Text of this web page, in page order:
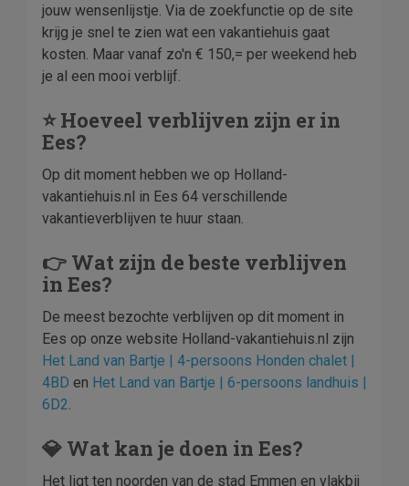
jouw wensenlijstje. Via de zoekfunctie op de site
krijg je snel te zien wat een vakantiehuis gaat
kosten. Maar vanaf zo'n € 150,= per weekend heb
je al een mooi verblijf.
⭐ Hoeveel verblijven zijn er in
Ees?
Op dit moment hebben we op Holland-
vakantiehuis.nl in Ees 64 verschillende
vakantieverblijven te huur staan.
👉 Wat zijn de beste verblijven
in Ees?
De meest bezochte verblijven op dit moment in
Ees op onze website Holland-vakantiehuis.nl zijn
Het Land van Bartje | 4-persoons Honden chalet |
4BD en Het Land van Bartje | 6-persoons landhuis |
6D2.
💎 Wat kan je doen in Ees?
Het ligt ten noorden van de stad Emmen en vlakbij